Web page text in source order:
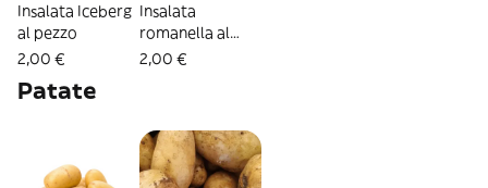
Insalata Iceberg
al pezzo
2,00 €
Insalata
romanella al
pezzo
2,00 €
Patate